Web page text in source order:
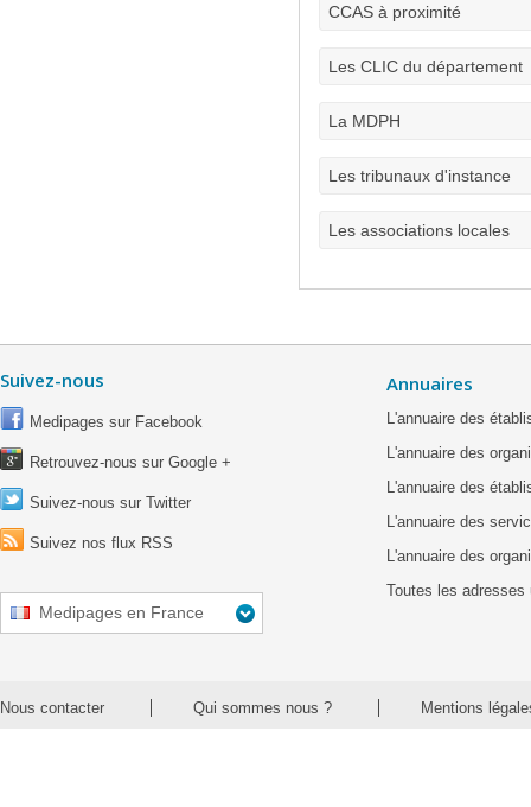
CCAS à proximité
Les CLIC du département
La MDPH
Les tribunaux d'instance
Les associations locales
Suivez-nous
Medipages sur Facebook
Retrouvez-nous sur Google +
Suivez-nous sur Twitter
Suivez nos flux RSS
Medipages en France
Annuaires
L'annuaire des
L'annuaire des
L'annuaire des
L'annuaire des
L'annuaire des
Toutes les adresses
Nous contacter Qui sommes nous ? Mentions